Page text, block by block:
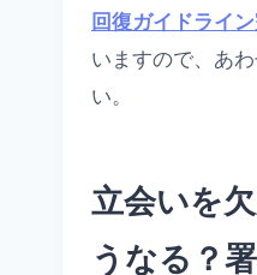
回復ガイドライ
いますので、あ
い。
立会いを
うなる？